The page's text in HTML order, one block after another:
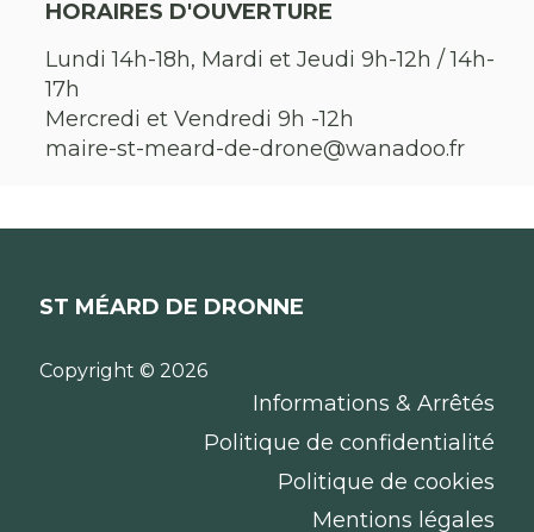
HORAIRES D'OUVERTURE
Lundi 14h-18h, Mardi et Jeudi 9h-12h / 14h-
17h
Mercredi et Vendredi 9h -12h
maire-st-meard-de-drone@wanadoo.fr
ST MÉARD DE DRONNE
Copyright © 2026
Informations & Arrêtés
Politique de confidentialité
Politique de cookies
Mentions légales